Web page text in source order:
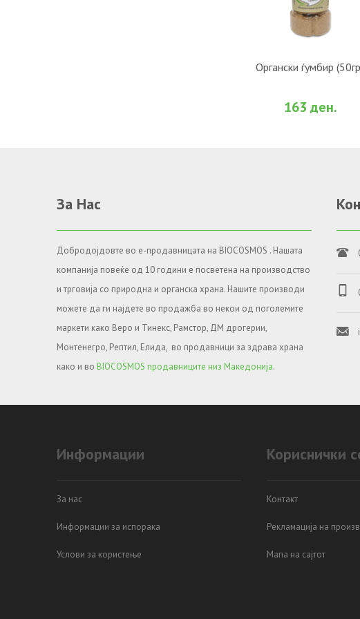
Органски ѓумбир
163 ден.
ВО
За Нас
Добродојдовте во е-продавницата на BIOCOSMOS . Нашата
компанија повеќе од 10 години е посветена на производство
и трговија со природна и органска храна. Нашите производи
можете да ги најдете во продажба во некои од поголемите
маркети како Веро и Тинекс, Рамстор, ДМ дрогерии,
Монтенегро, Рептил, Елида, во продавници за здрава храна
како и во BIOCOSMOS продавниците низ Македонија.
Информации
За нас
Информации за испорака
Услови за користење
Кориснички
Контакт
Рекламација на
Мапа на сајтот